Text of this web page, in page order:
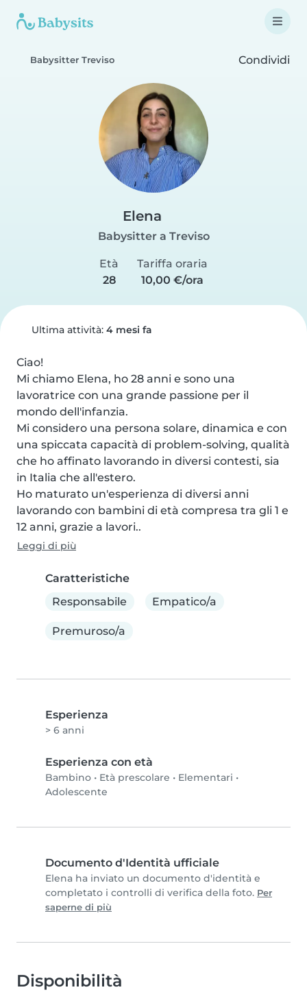
Babysitter Treviso Condividi
Elena
Babysitter a Treviso
Età
28
Tariffa oraria
10,00 €/ora
Ultima attività: 4 mesi fa
Ciao!
Mi chiamo Elena, ho 28 anni e sono una
lavoratrice con una grande passione per il
mondo dell'infanzia.
Mi considero una persona solare, dinamica e con
una spiccata capacità di problem-solving, qualità
che ho affinato lavorando in diversi contesti, sia
in Italia che all'estero.
Ho maturato un'esperienza di diversi anni
lavorando con bambini di età compresa tra gli 1 e
12 anni, grazie a lavori..
Leggi di più
Caratteristiche
Responsabile
Empatico/a
Premuroso/a
Esperienza
> 6 anni
Esperienza con età
Bambino • Età prescolare • Elementari •
Adolescente
Documento d'Identità ufficiale
Elena ha inviato un documento d'identità e
completato i controlli di verifica della foto. Per
saperne di più
Disponibilità